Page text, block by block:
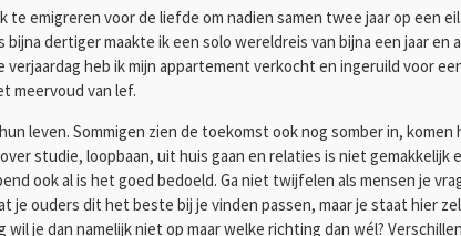
emigreren voor de liefde om nadien samen twee jaar op een
dertiger maakte ik een solo wereldreis van bijna een jaar en
heb ik mijn appartement verkocht en ingeruild voor
meervoud van lef.
leven. Sommigen zien de toekomst ook nog somber in,
studie, loopbaan, uit huis gaan en relaties is niet gemakkelijk
ook al is het goed bedoeld. Ga niet twijfelen als mensen je
je ouders dit het beste bij je vinden passen, maar je staat hier
je dan namelijk niet op maar welke richting dan wél?